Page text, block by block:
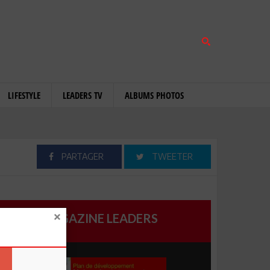
LIFESTYLE LEADERS TV ALBUMS PHOTOS
PARTAGER TWEETER
MAGAZINE LEADERS